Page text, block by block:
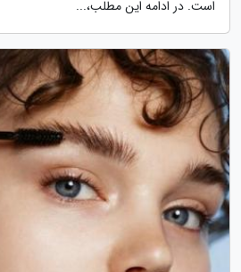
است. در ادامه این مطلب،...